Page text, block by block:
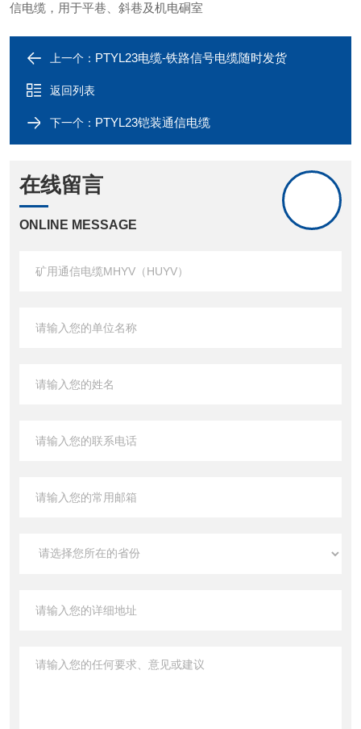
信电缆，用于平巷、斜巷及机电硐室
上一个： PTYL23电缆-铁路信号电缆随时发货
返回列表
下一个： PTYL23铠装通信电缆
在线留言
ONLINE MESSAGE